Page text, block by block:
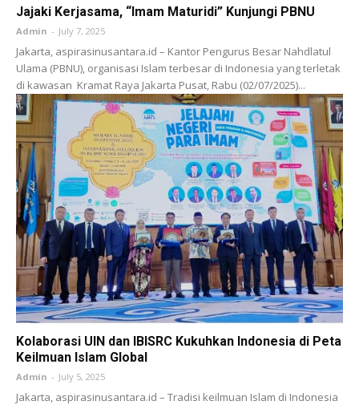
Jajaki Kerjasama, “Imam Maturidi” Kunjungi PBNU
Admin - July 7, 2025
Jakarta, aspirasinusantara.id – Kantor Pengurus Besar Nahdlatul
Ulama (PBNU), organisasi Islam terbesar di Indonesia yang terletak
di kawasan Kramat Raya Jakarta Pusat, Rabu (02/07/2025)...
Kolaborasi UIN dan IBISRC Kukuhkan Indonesia di Peta
Keilmuan Islam Global
Admin - July 5, 2025
Jakarta, aspirasinusantara.id – Tradisi keilmuan Islam di Indonesia